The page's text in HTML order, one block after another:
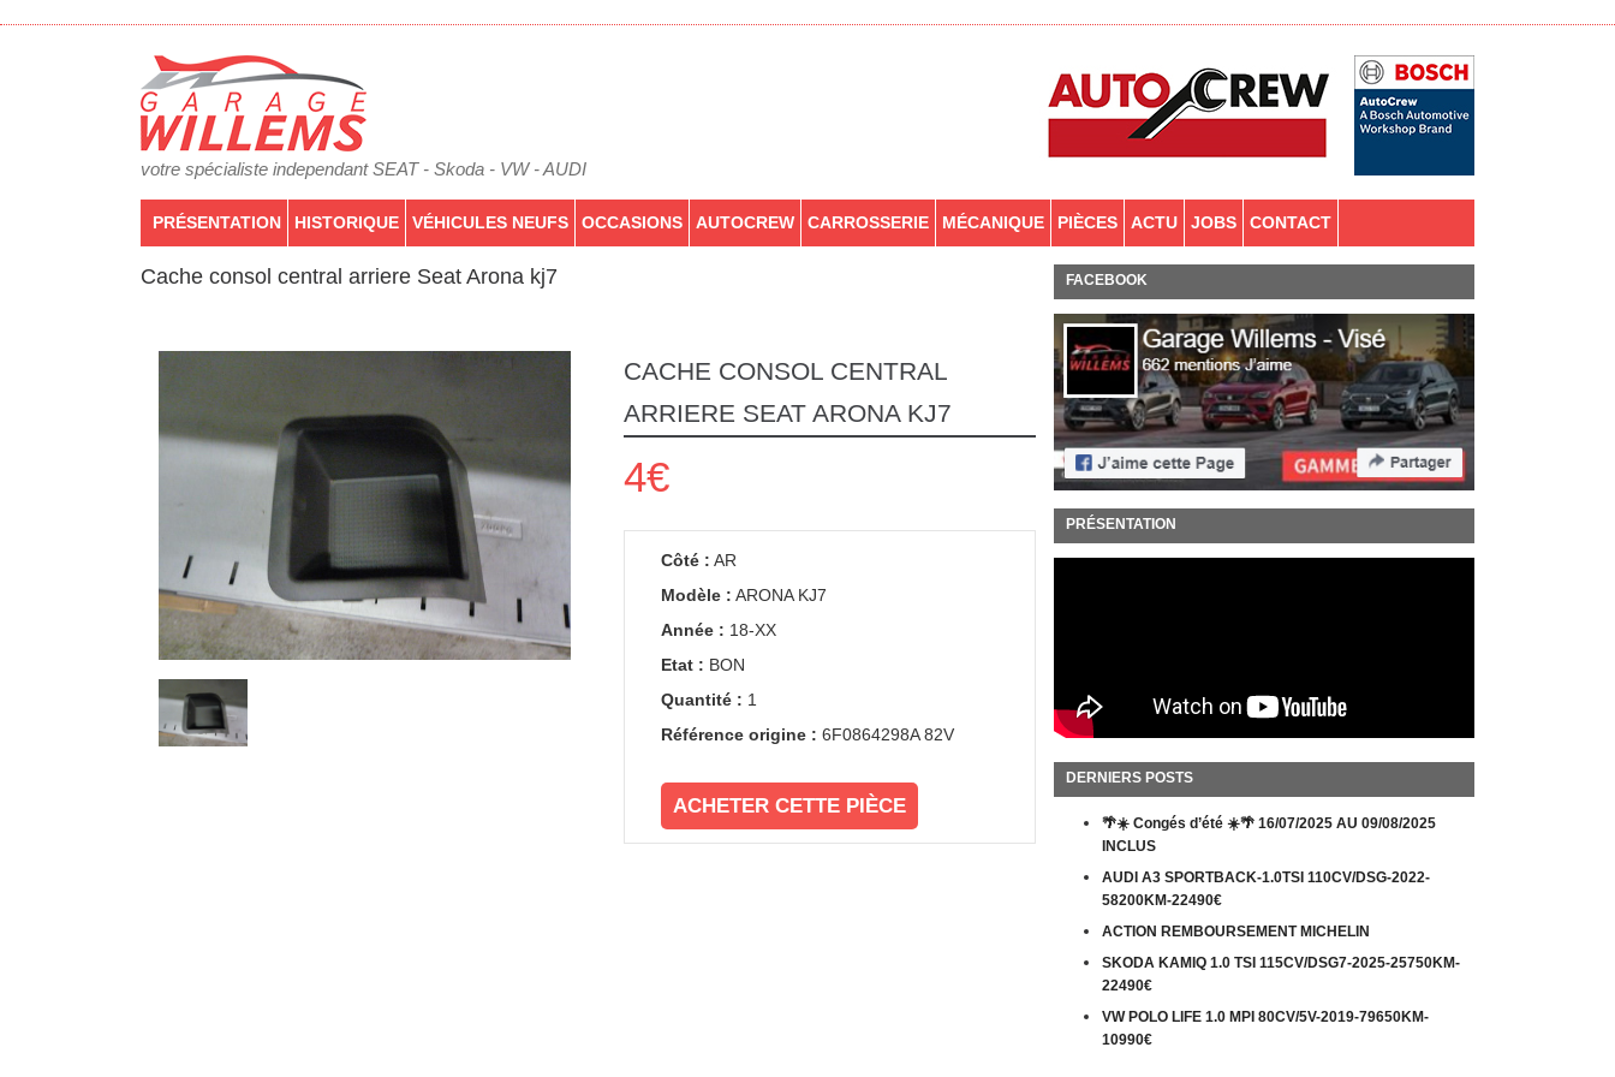
votre spécialiste independant SEAT - Skoda - VW - AUDI
PRÉSENTATION HISTORIQUE VÉHICULES NEUFS OCCASIONS AUTOCREW CARROSSERIE MÉCANIQUE PIÈCES ACTU JOBS CONTACT
Cache consol central arriere Seat Arona kj7
CACHE CONSOL CENTRAL
ARRIERE SEAT ARONA KJ7
4€
Côté : AR
Modèle : ARONA KJ7
Année : 18-XX
Etat : BON
Quantité : 1
Référence origine : 6F0864298A 82V
ACHETER CETTE PIÈCE
FACEBOOK
PRÉSENTATION
DERNIERS POSTS
🌴☀️ Congés d’été ☀️🌴 16/07/2025 AU 09/08/2025
INCLUS
AUDI A3 SPORTBACK-1.0TSI 110CV/DSG-2022-
58200KM-22490€
ACTION REMBOURSEMENT MICHELIN
SKODA KAMIQ 1.0 TSI 115CV/DSG7-2025-25750KM-
22490€
VW POLO LIFE 1.0 MPI 80CV/5V-2019-79650KM-
10990€